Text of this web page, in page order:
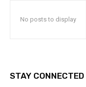
No posts to display
STAY CONNECTED